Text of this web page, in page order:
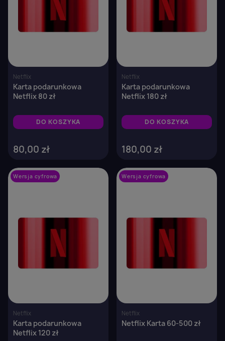
Netflix
Karta podarunkowa
Netflix 80 zł
DO KOSZYKA
80,00 zł
Netflix
Karta podarunkowa
Netflix 180 zł
DO KOSZYKA
180,00 zł
Wersja cyfrowa
Netflix
Karta podarunkowa
Netflix 120 zł
Wersja cyfrowa
Netflix
Netflix Karta 60-500 zł